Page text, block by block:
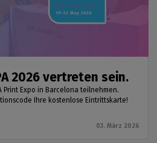
2026 vertreten sein.
Print Expo in Barcelona teilnehmen.
Ihre kostenlose Eintrittskarte!
03. März 2026